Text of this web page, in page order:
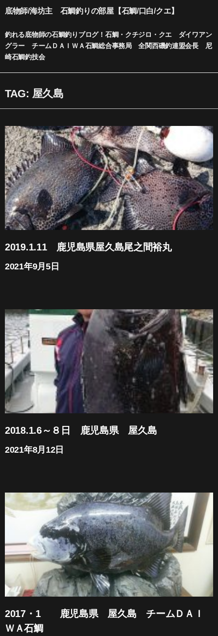
内
容
ス
キ
プ
底物師/海坊主 石鯛釣りの部屋【石鯛/口白/クエ】
釣れる底物師の石鯛釣りブログ！石鯛・クチジロ・クエ ダイワアン
グラー チームＤＡＩＷＡ石鯛総合事務局 全関西磯釣連盟会長 尼
崎石鯛釣技会
TAG: 屋久島
2019.1.11 鹿児島県屋久島尾之間裕丸
2021年9月5日
2018.1.6～８日 鹿児島県 屋久島
2021年8月12日
2017・1 鹿児島県 屋久島 チームＤＡＩ
ＷＡ石鯛